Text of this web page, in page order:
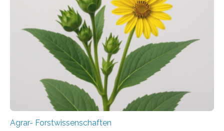
daher entscheidend, Schadinsekten effektiv zu
bekämpfen, während gleichzeitig nützliche Insekten
erhalten bleiben. An der Justus-Liebig-Universität
Gießen (JLU) erforscht die Arbeitsgruppe von Prof. Dr.
Marc F. Schetelig am Institut für
Insektenbiotechnologie neue biologische und
biotechnologische Verfahren zur…
Agrar- Forstwissenschaften